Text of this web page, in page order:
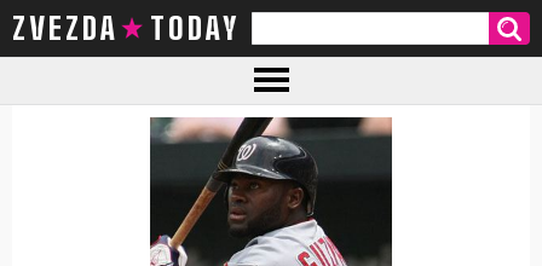
ZVEZDA TODAY